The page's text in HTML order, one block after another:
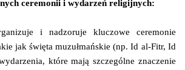
ceremonii i wydarzeń religijnych:
i nadzoruje kluczowe ceremonie
jak święta muzułmańskie (np. Id al-Fitr, Id
które mają szczególne znaczenie